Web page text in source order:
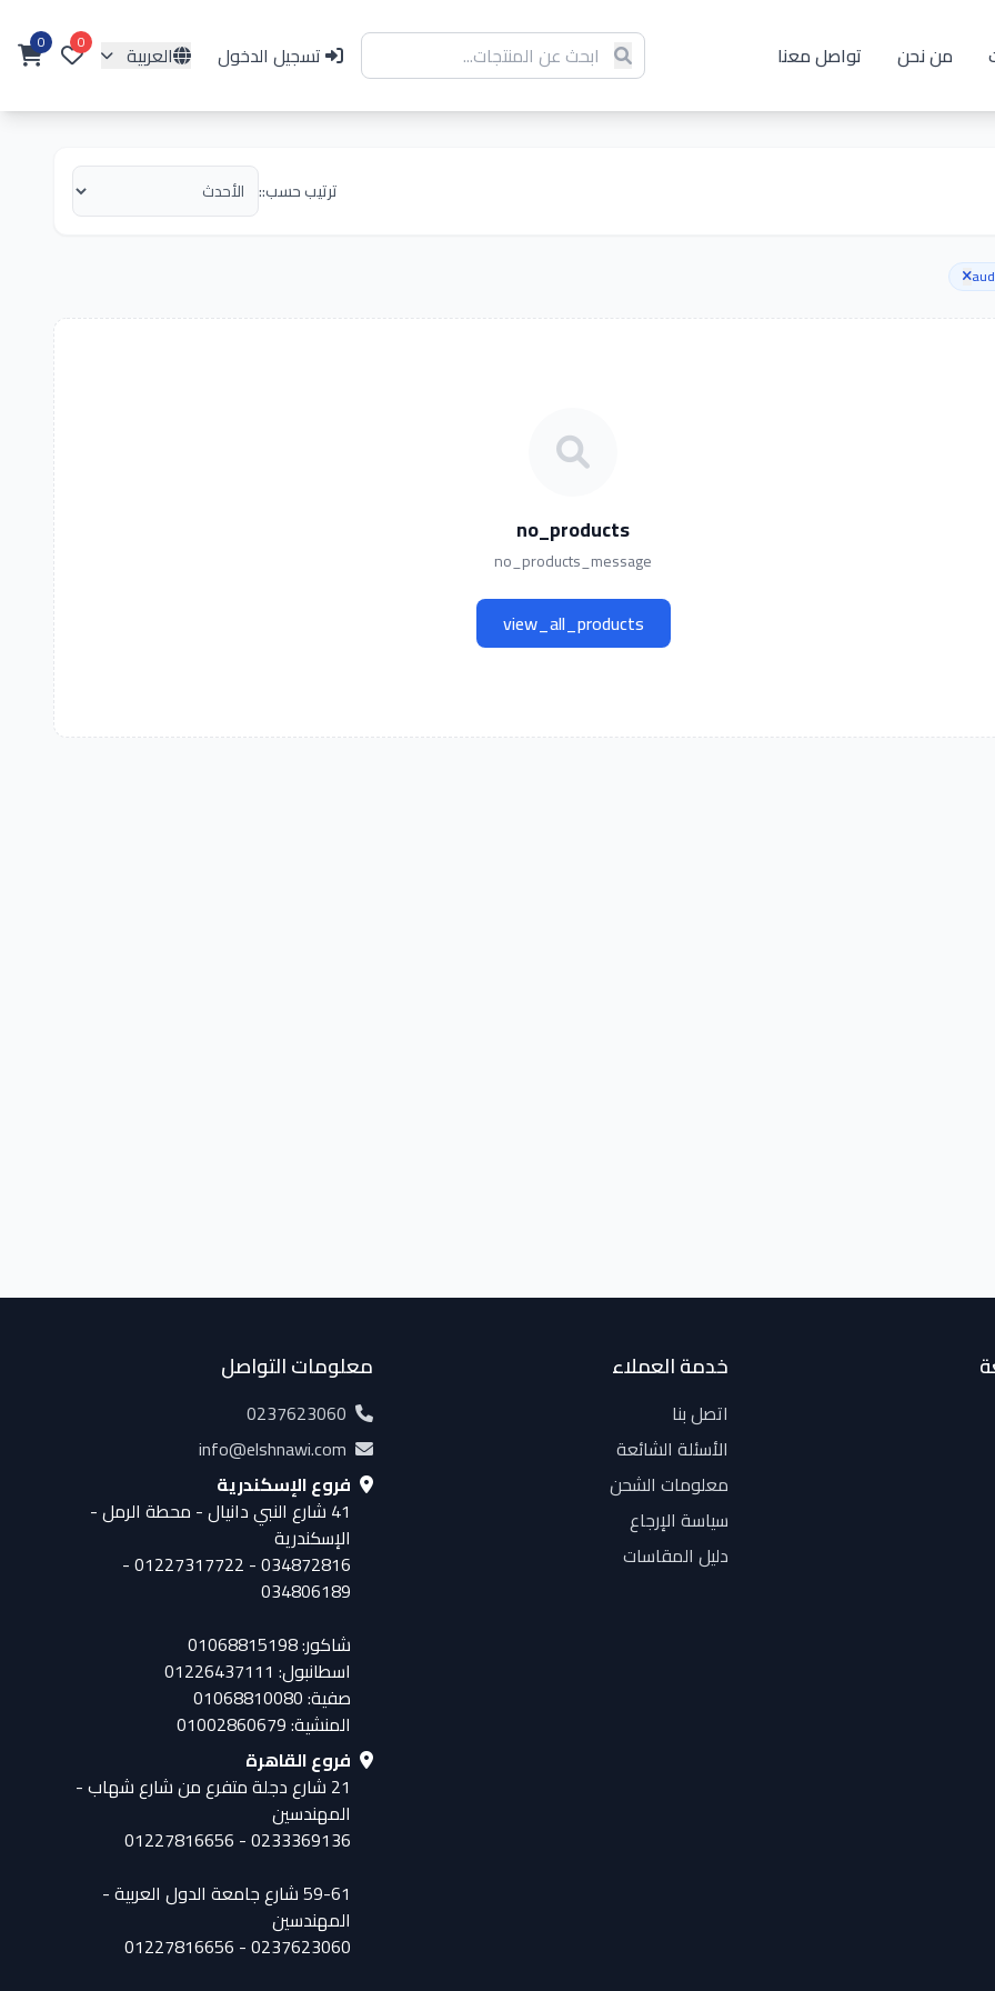
من نحن تواصل معنا تسجيل الدخول العربية 0
0
ترتيب حسب::
no_products
no_products_message
view_all_products
خدمة العملاء
اتصل بنا
الأسئلة الشائعة
معلومات الشحن
سياسة الإرجاع
دليل المقاسات
معلومات التواصل
0237623060
info@elshnawi.com
فروع الإسكندرية
41 شارع النبي دانيال - محطة الرمل -
الإسكندرية
034872816 - 01227317722 -
034806189
شاكور: 01068815198
اسطانبول: 01226437111
صفية: 01068810080
المنشية: 01002860679
فروع القاهرة
21 شارع دجلة متفرع من شارع شهاب -
المهندسين
0233369136 - 01227816656
59-61 شارع جامعة الدول العربية -
المهندسين
0237623060 - 01227816656